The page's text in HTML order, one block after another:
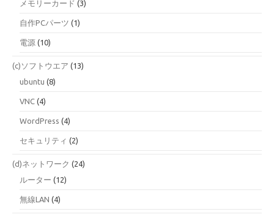
メモリーカード (3)
自作PCパーツ (1)
電源 (10)
(c)ソフトウエア (13)
ubuntu (8)
VNC (4)
WordPress (4)
セキュリティ (2)
(d)ネットワーク (24)
ルーター (12)
無線LAN (4)